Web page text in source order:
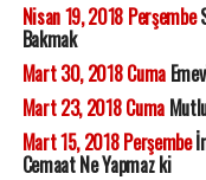
Nisan 19, 2018 Perşembe
Bakmak
Mart 30, 2018 Cuma
Mart 23, 2018 Cuma
Mart 15, 2018 Perşembe
Cemaat Ne Yapmaz ki